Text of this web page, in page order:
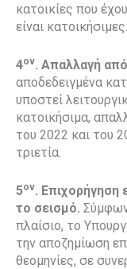
κατοικίες που
είναι κατοικήσιμες.
4ον. Απαλλαγή
αποδεδειγμένα
υποστεί
κατοικήσιμα,
του 2022 και του
τριετία.
5ον. Επιχορήγηση
το σεισμό.
πλαίσιο, το
την αποζημίωση
θεομηνίες, σε